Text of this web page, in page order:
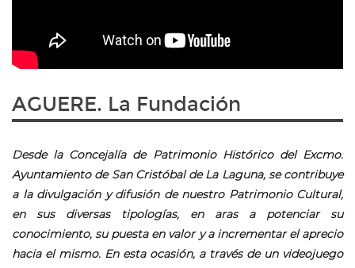
AGUERE. La Fundación
Desde la Concejalía de Patrimonio Histórico del Excmo.
Ayuntamiento de San Cristóbal de La Laguna, se contribuye
a la divulgación y difusión de nuestro Patrimonio Cultural,
en sus diversas tipologías, en aras a potenciar su
conocimiento, su puesta en valor y a incrementar el aprecio
hacia el mismo. En esta ocasión, a través de un videojuego